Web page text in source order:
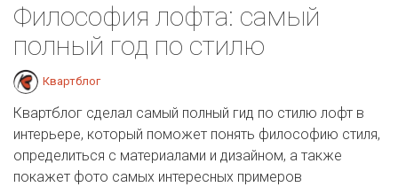
Философия лофта: самый
полный год по стилю
Квартблог
Квартблог сделал самый полный гид по стилю лофт в
интерьере, который поможет понять философию стиля,
определиться с материалами и дизайном, а также
покажет фото самых интересных примеров